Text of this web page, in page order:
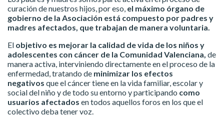
curación de nuestros hijos, por eso, el máximo órgano de
gobierno de la Asociación está compuesto por padres y
madres afectados, que trabajan de manera voluntaria.
El objetivo es mejorar la calidad de vida de los niños y
adolescentes con cáncer de la Comunidad Valenciana, de
manera activa, interviniendo directamente en el proceso de la
enfermedad, tratando de minimizar los efectos
negativos que el cáncer tiene en la vida familiar, escolar y
social del niño y de todo su entorno y participando como
usuarios afectados en todos aquellos foros en los que el
colectivo deba tener voz.